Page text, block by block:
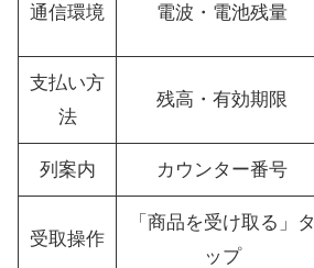
通信環境 電波・電池残量
支払い方
法
残高・有効期限
列案内 カウンター番号
受取操作
「商品を受け取る」タ
ップ